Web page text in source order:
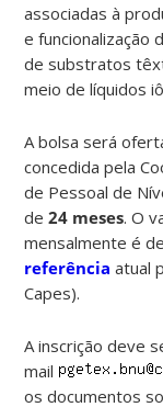
associadas à
e funcionalização
de substratos
meio de líquidos
A bolsa será
concedida pela
de Pessoal de
de24 meses. O
mensalmente é
referência atual
Capes).
A inscrição deve
mail
os documentos